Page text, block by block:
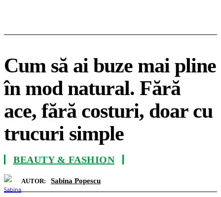
Cum să ai buze mai pline
în mod natural. Fără
ace, fără costuri, doar cu
trucuri simple
BEAUTY & FASHION
AUTOR: Sabina Popescu